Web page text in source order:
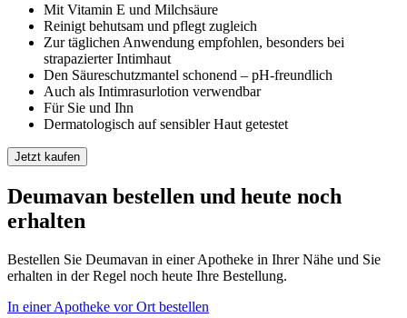
Mit Vitamin E und Milchsäure
Reinigt behutsam und pflegt zugleich
Zur täglichen Anwendung empfohlen, besonders bei
strapazierter Intimhaut
Den Säureschutzmantel schonend – pH-freundlich
Auch als Intimrasurlotion verwendbar
Für Sie und Ihn
Dermatologisch auf sensibler Haut getestet
Jetzt kaufen
Deumavan bestellen und heute noch
erhalten
Bestellen Sie Deumavan in einer Apotheke in Ihrer Nähe und Sie
erhalten in der Regel noch heute Ihre Bestellung.
In einer Apotheke vor Ort bestellen